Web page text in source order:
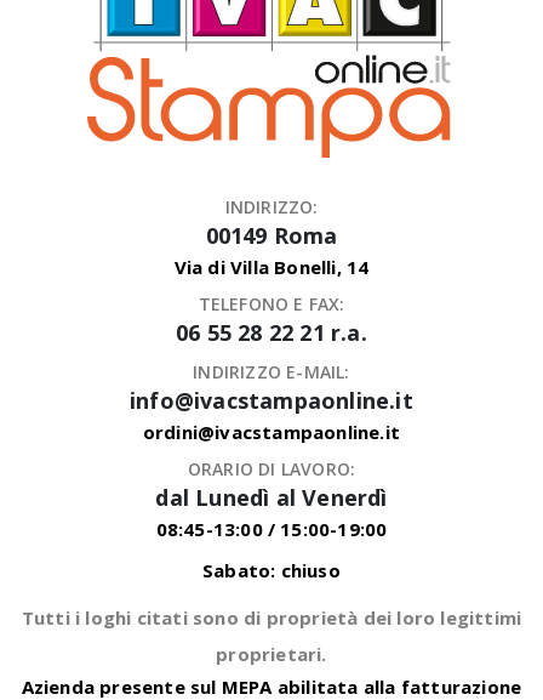
INDIRIZZO:
00149 Roma
Via di Villa Bonelli, 14
TELEFONO E FAX:
06 55 28 22 21 r.a.
INDIRIZZO E-MAIL:
info@ivacstampaonline.it
ordini@ivacstampaonline.it
ORARIO DI LAVORO:
dal Lunedì al Venerdì
08:45-13:00 / 15:00-19:00
Sabato: chiuso
Tutti i loghi citati sono di proprietà dei loro legittimi
proprietari.
Azienda presente sul MEPA abilitata alla fatturazione